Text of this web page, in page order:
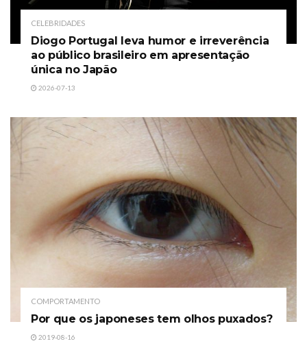
CELEBRIDADES
Diogo Portugal leva humor e irreverência
ao público brasileiro em apresentação
única no Japão
2026-07-13
COMPORTAMENTO
Por que os japoneses tem olhos puxados?
2019-08-16